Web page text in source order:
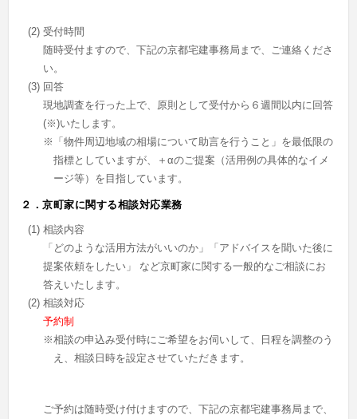
(2) 受付時間
随時受付ますので、下記の京都宅建事務局まで、ご連絡くださ
い。
(3)回答
現地調査を行った上で、原則として受付から６週間以内に回答
(※)いたします。
※「物件周辺地域の相場について助言を行うこと」を最低限の
指標としていますが、＋αのご提案（活用例の具体的なイメ
ージ等）を目指しています。
２．京町家に関する相談対応業務
(1) 相談内容
「どのような活用方法がいいのか」「アドバイスを聞いた後に
提案依頼をしたい」 など京町家に関する一般的なご相談にお
答えいたします。
(2) 相談対応
予約制
※相談の申込み受付時にご希望をお伺いして、日程を調整のう
え、相談日時を設定させていただきます。
ご予約は随時受け付けますので、下記の京都宅建事務局まで、